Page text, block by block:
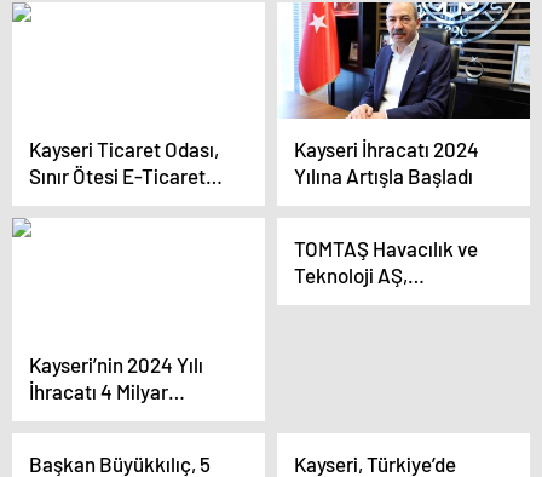
Merkezi Açılışını
başlattığı hareket
yükseldikçe
darbecilerin güç
mücadelesi aşağı
inmiştir”
Kayseri Ticaret Odası,
Sınır Ötesi E-Ticaret
Eğitim Konferansı
Düzenledi
Kayseri İhracatı 2024
Yılına Artışla Başladı
Kayseri’nin 2024 Yılı
İhracatı 4 Milyar
Doların Üstüne
TOMTAŞ Havacılık ve
Teknoloji AŞ,
Türkiye’nin havacılık ve
Başkan Büyükkılıç, 5
Kayseri, Türkiye’de